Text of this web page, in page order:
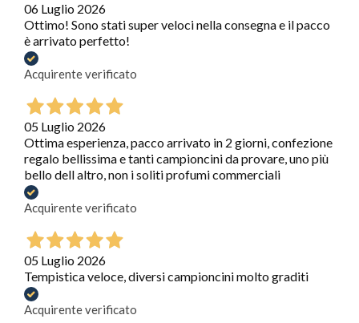
06 Luglio 2026
Ottimo! Sono stati super veloci nella consegna e il pacco
è arrivato perfetto!
Acquirente verificato
05 Luglio 2026
Ottima esperienza, pacco arrivato in 2 giorni, confezione
regalo bellissima e tanti campioncini da provare, uno più
bello dell altro, non i soliti profumi commerciali
Acquirente verificato
05 Luglio 2026
Tempistica veloce, diversi campioncini molto graditi
Acquirente verificato